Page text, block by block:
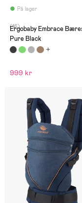
På lager
(16)
Ergobaby Embrace
Pure Black
999 kr